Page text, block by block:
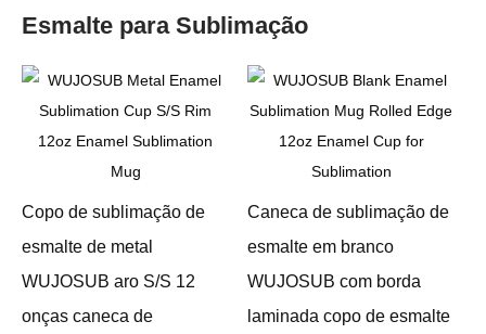
Esmalte para Sublimação
Copo de sublimação de
esmalte de metal
WUJOSUB aro S/S 12
onças caneca de
Caneca de sublimação de
esmalte em branco
WUJOSUB com borda
laminada copo de esmalte